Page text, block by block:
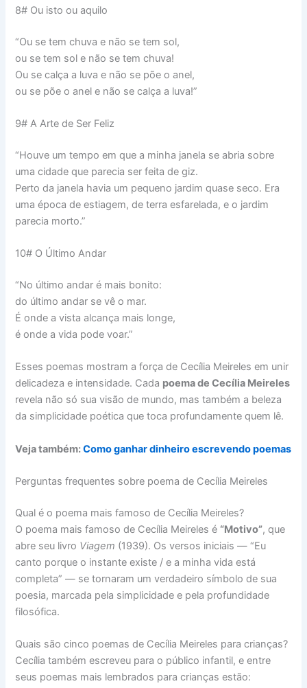
8# Ou isto ou aquilo
“Ou se tem chuva e não se tem sol,
ou se tem sol e não se tem chuva!
Ou se calça a luva e não se põe o anel,
ou se põe o anel e não se calça a luva!”
9# A Arte de Ser Feliz
“Houve um tempo em que a minha janela se abria sobre
uma cidade que parecia ser feita de giz.
Perto da janela havia um pequeno jardim quase seco. Era
uma época de estiagem, de terra esfarelada, e o jardim
parecia morto.”
10# O Último Andar
“No último andar é mais bonito:
do último andar se vê o mar.
É onde a vista alcança mais longe,
é onde a vida pode voar.”
Esses poemas mostram a força de Cecília Meireles em unir
delicadeza e intensidade. Cada poema de Cecília Meireles
revela não só sua visão de mundo, mas também a beleza
da simplicidade poética que toca profundamente quem lê.
Veja também:Como ganhar dinheiro escrevendo poemas
Perguntas frequentes sobre poema de Cecília Meireles
Qual é o poema mais famoso de Cecília Meireles?
O poema mais famoso de Cecília Meireles é “Motivo”, que
abre seu livro Viagem (1939). Os versos iniciais — “Eu
canto porque o instante existe / e a minha vida está
completa” — se tornaram um verdadeiro símbolo de sua
poesia, marcada pela simplicidade e pela profundidade
filosófica.
Quais são cinco poemas de Cecília Meireles para crianças?
Cecília também escreveu para o público infantil, e entre
seus poemas mais lembrados para crianças estão: